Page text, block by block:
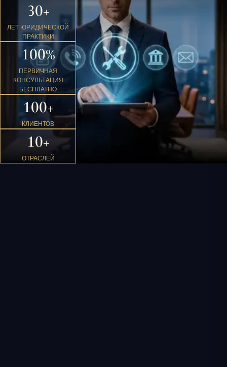
30+
ЛЕТ ЮРИДИЧЕСКОЙ
ПРАКТИКИ
100%
ПЕРВИЧНАЯ
КОНСУЛЬТАЦИЯ
БЕСПЛАТНО
100+
КЛИЕНТОВ
10+
ОТРАСЛЕЙ